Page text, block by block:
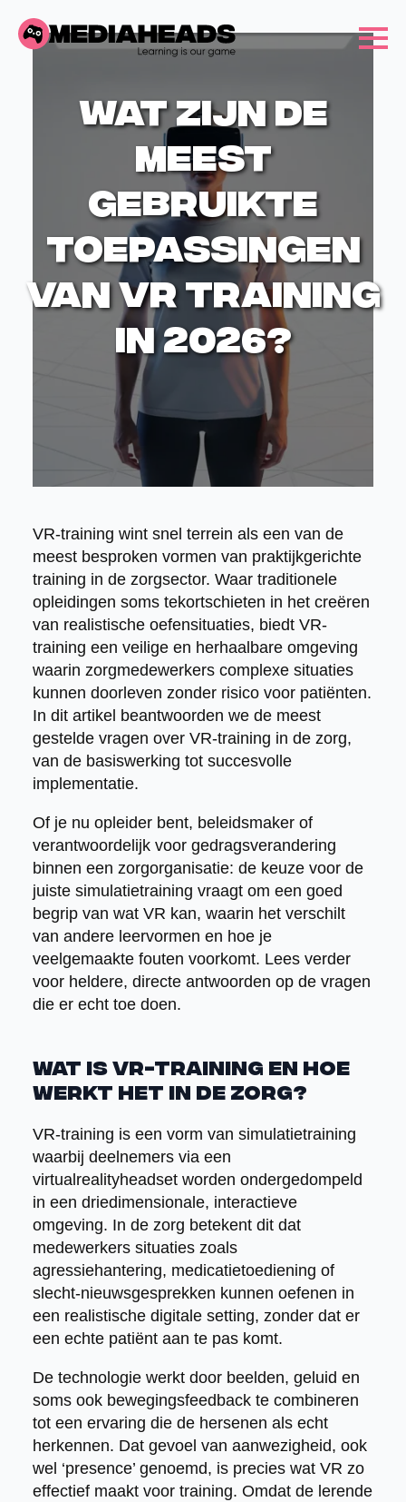
Wat zijn de
meest
gebruikte
toepassingen
van VR training
in 2026?
VR-training wint snel terrein als een van de
meest besproken vormen van praktijkgerichte
training in de zorgsector. Waar traditionele
opleidingen soms tekortschieten in het creëren
van realistische oefensituaties, biedt VR-
training een veilige en herhaalbare omgeving
waarin zorgmedewerkers complexe situaties
kunnen doorleven zonder risico voor patiënten.
In dit artikel beantwoorden we de meest
gestelde vragen over VR-training in de zorg,
van de basiswerking tot succesvolle
implementatie.
Of je nu opleider bent, beleidsmaker of
verantwoordelijk voor gedragsverandering
binnen een zorgorganisatie: de keuze voor de
juiste simulatietraining vraagt om een goed
begrip van wat VR kan, waarin het verschilt
van andere leervormen en hoe je
veelgemaakte fouten voorkomt. Lees verder
voor heldere, directe antwoorden op de vragen
die er echt toe doen.
Wat is VR-training en hoe
werkt het in de zorg?
VR-training is een vorm van simulatietraining
waarbij deelnemers via een
virtualrealityheadset worden ondergedompeld
in een driedimensionale, interactieve
omgeving. In de zorg betekent dit dat
medewerkers situaties zoals
agressiehantering, medicatietoediening of
slecht-nieuwsgesprekken kunnen oefenen in
een realistische digitale setting, zonder dat er
een echte patiënt aan te pas komt.
De technologie werkt door beelden, geluid en
soms ook bewegingsfeedback te combineren
tot een ervaring die de hersenen als echt
herkennen. Dat gevoel van aanwezigheid, ook
wel ‘presence’ genoemd, is precies wat VR zo
effectief maakt voor training. Omdat de lerende